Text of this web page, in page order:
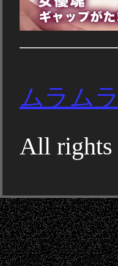
ムラム
All rights